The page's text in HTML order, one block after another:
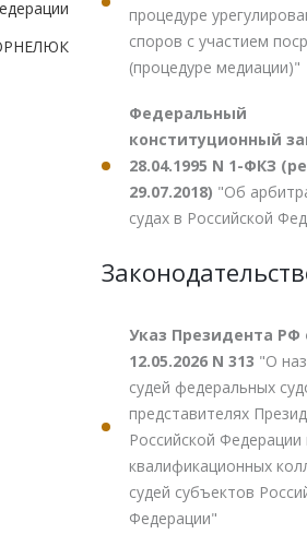
процедуре
споров с участием
(процедуре медиации)"
Федеральный
конституционный
28.04.1995 N 1-ФКЗ
29.07.2018) "Об
судах в Российской
Указ Президента РФ
12.05.2026 N 313 "О
судей федеральных
представителях
Российской Федерации
квалификационных
судей субъектов
Федерации"